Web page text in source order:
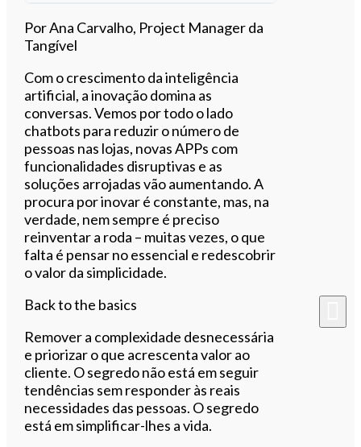
Ouvir este artigo
Por Ana Carvalho, Project Manager da
Tangível
Com o crescimento da inteligência
artificial, a inovação domina as
conversas. Vemos por todo o lado
chatbots para reduzir o número de
pessoas nas lojas, novas APPs com
funcionalidades disruptivas e as
soluções arrojadas vão aumentando. A
procura por inovar é constante, mas, na
verdade, nem sempre é preciso
reinventar a roda – muitas vezes, o que
falta é pensar no essencial e redescobrir
o valor da simplicidade.
Back to the basics
Remover a complexidade desnecessária
e priorizar o que acrescenta valor ao
cliente. O segredo não está em seguir
tendências sem responder às reais
necessidades das pessoas. O segredo
está em simplificar-lhes a vida.